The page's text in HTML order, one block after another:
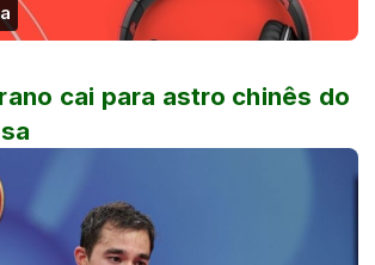
cai para astro chinês do